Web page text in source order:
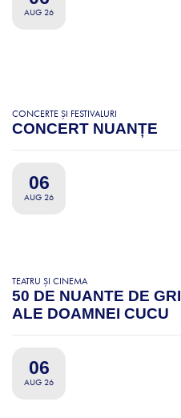
AUG 26
CONCERTE ȘI FESTIVALURI
CONCERT NUANȚE
06
AUG 26
TEATRU ȘI CINEMA
50 DE NUANTE DE GRI
ALE DOAMNEI CUCU
06
AUG 26